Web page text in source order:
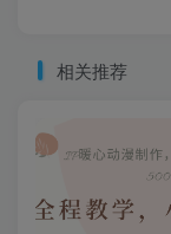
相关推荐